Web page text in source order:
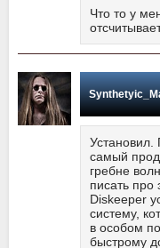
Что то у
Установил.
самый
гребне
писать про
Diskeeper
систему,
в особом
быстрому